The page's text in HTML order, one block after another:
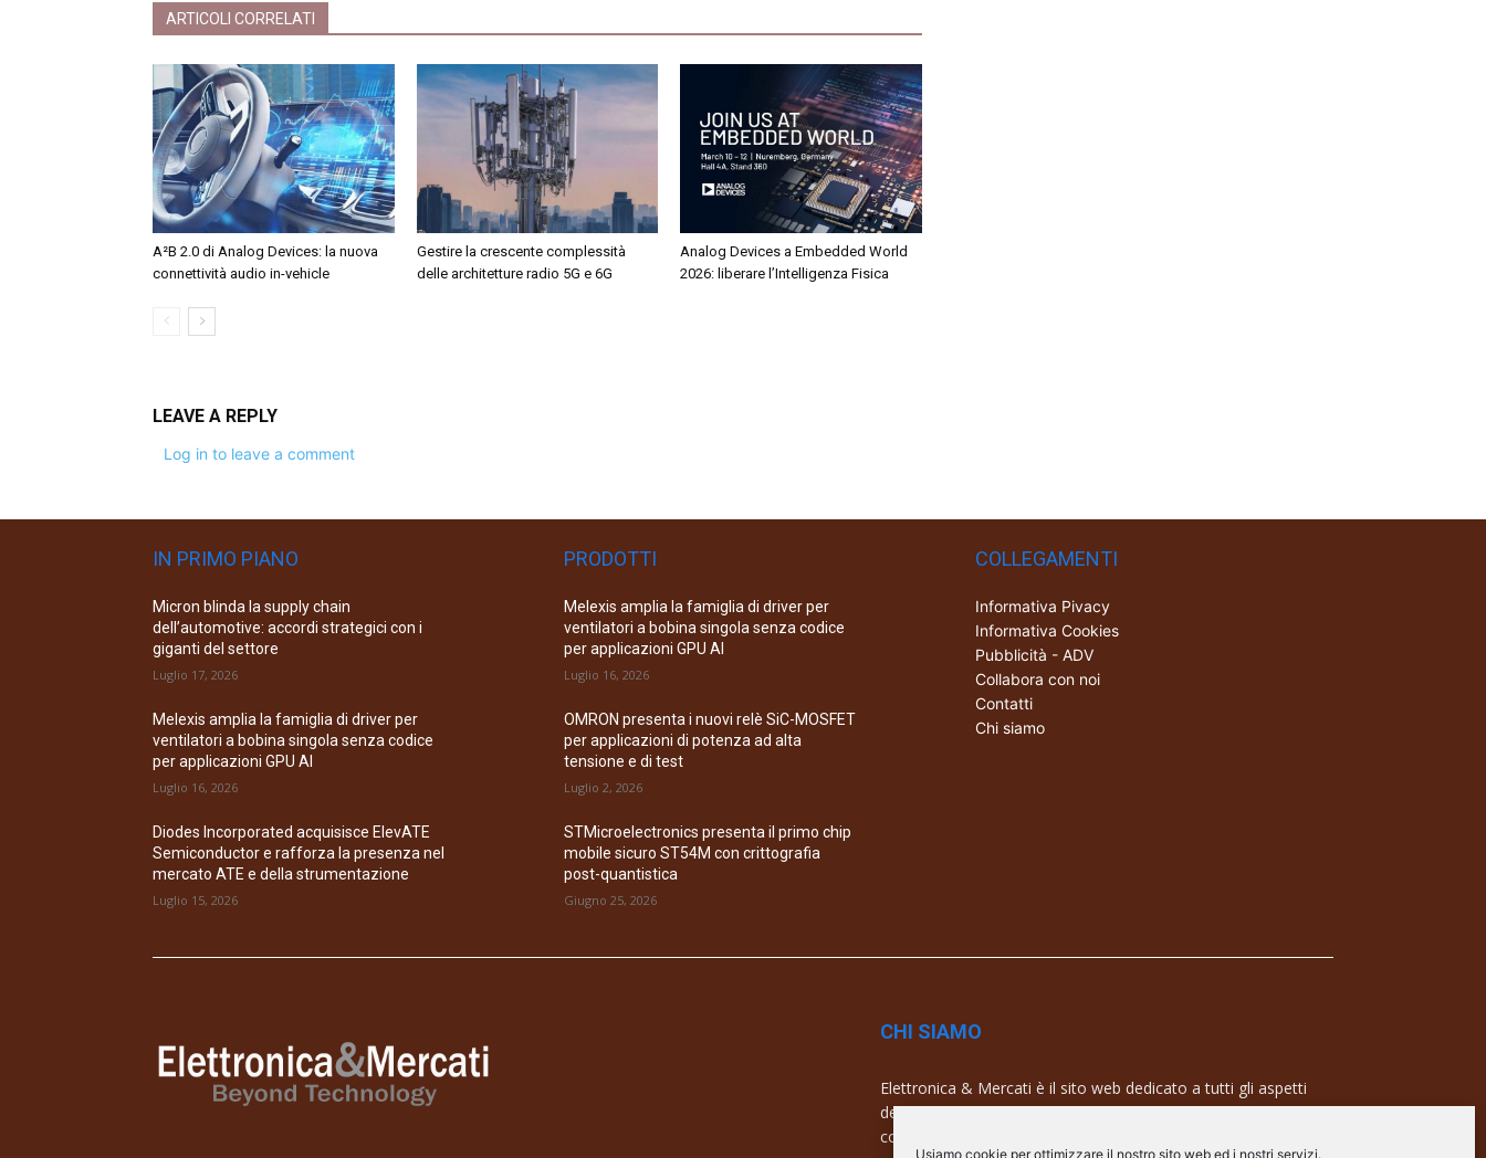
Usiamo cookie per ottimizzare il nostro sito web ed i nostri servizi.
ARTICOLI CORRELATI
A²B 2.0 di Analog Devices: la nuova
connettività audio in-vehicle
Gestire la crescente complessità
delle architetture radio 5G e 6G
Analog Devices a Embedded World
2026: liberare l’Intelligenza Fisica
LEAVE A REPLY
Log in to leave a comment
IN PRIMO PIANO
Micron blinda la supply chain
dell’automotive: accordi strategici con i
giganti del settore
Luglio 17, 2026
Melexis amplia la famiglia di driver per
ventilatori a bobina singola senza codice
per applicazioni GPU AI
Luglio 16, 2026
Diodes Incorporated acquisisce ElevATE
Semiconductor e rafforza la presenza nel
mercato ATE e della strumentazione
Luglio 15, 2026
PRODOTTI
Melexis amplia la famiglia di driver per
ventilatori a bobina singola senza codice
per applicazioni GPU AI
Luglio 16, 2026
OMRON presenta i nuovi relè SiC-MOSFET
per applicazioni di potenza ad alta
tensione e di test
Luglio 2, 2026
STMicroelectronics presenta il primo chip
mobile sicuro ST54M con crittografia
post-quantistica
Giugno 25, 2026
COLLEGAMENTI
Informativa Pivacy
Informativa Cookies
Pubblicità - ADV
Collabora con noi
Contatti
Chi siamo
CHI SIAMO
Elettronica & Mercati è il sito web dedicato a tutti gli aspetti
dell’elettronica professionale e dell’industria dei semiconduttori,
con una copertura a 360° che coinvolge tecnologie, prodotti,